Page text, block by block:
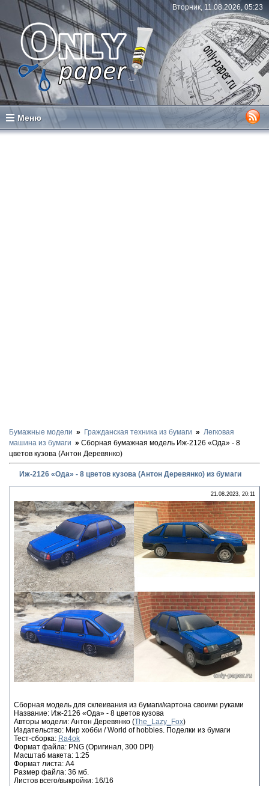
Вторник, 11.08.2026, 05:23
Меню
Бумажные модели Гражданская техника из бумаги
Легковая
машина из бумаги
Сборная бумажная модель Иж-2126 «Ода» - 8
цветов кузова (Антон Деревянко)
Иж-2126 «Ода» - 8 цветов кузова (Антон Деревянко) из бумаги
21.08.2023, 20:11
Сборная модель для склеивания из бумаги/картона своими руками
Название: Иж-2126 «Ода» - 8 цветов кузова
Авторы модели: Антон Деревянко (The_Lazy_Fox)
Издательство: Мир хобби / World of hobbies. Поделки из бумаги
Тест-сборка: Ra4ok
Формат файла: PNG (Оригинал, 300 DPI)
Масштаб макета: 1:25
Формат листа: А4
Размер файла: 36 мб.
Листов всего/выкройки: 16/16